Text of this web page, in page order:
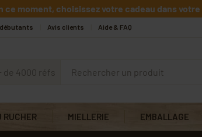
ce moment, choisissez votre cadeau dans
débutants Avis clients Aide & FAQ
de 4000 réfs
RUCHER MIELLERIE EMBALLAGE